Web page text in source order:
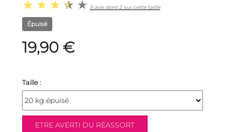
5 avis dont 2 sur cette taille
Épuisé
19,90 €
Taille :